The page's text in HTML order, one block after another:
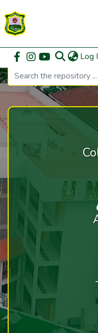
Log
Communities &
All of DSpace
DSpace Statistics